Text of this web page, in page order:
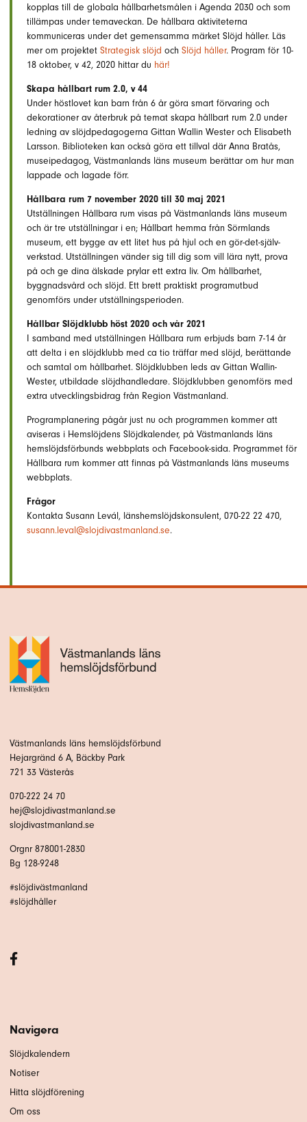
kopplas till de globala hållbarhetsmålen i Agenda 2030 och som
tillämpas under temaveckan. De hållbara aktiviteterna
kommuniceras under det gemensamma märket Slöjd håller. Läs
mer om projektet Strategisk slöjd och Slöjd håller. Program för 10-
18 oktober, v 42, 2020 hittar du här!
Skapa hållbart rum 2.0, v 44
Under höstlovet kan barn från 6 år göra smart förvaring och
dekorationer av återbruk på temat skapa hållbart rum 2.0 under
ledning av slöjdpedagogerna Gittan Wallin Wester och Elisabeth
Larsson. Biblioteken kan också göra ett tillval där Anna Bratås,
museipedagog, Västmanlands läns museum berättar om hur man
lappade och lagade förr.
Hållbara rum 7 november 2020 till 30 maj 2021
Utställningen Hållbara rum visas på Västmanlands läns museum
och är tre utställningar i en; Hållbart hemma från Sörmlands
museum, ett bygge av ett litet hus på hjul och en gör-det-själv-
verkstad. Utställningen vänder sig till dig som vill lära nytt, prova
på och ge dina älskade prylar ett extra liv. Om hållbarhet,
byggnadsvård och slöjd. Ett brett praktiskt programutbud
genomförs under utställningsperioden.
Hållbar Slöjdklubb höst 2020 och vår 2021
I samband med utställningen Hållbara rum erbjuds barn 7-14 år
att delta i en slöjdklubb med ca tio träffar med slöjd, berättande
och samtal om hållbarhet. Slöjdklubben leds av Gittan Wallin-
Wester, utbildade slöjdhandledare. Slöjdklubben genomförs med
extra utvecklingsbidrag från Region Västmanland.
Programplanering pågår just nu och programmen kommer att
aviseras i Hemslöjdens Slöjdkalender, på Västmanlands läns
hemslöjdsförbunds webbplats och Facebook-sida. Programmet för
Hållbara rum kommer att finnas på Västmanlands läns museums
webbplats.
Frågor
Kontakta Susann Levál, länshemslöjdskonsulent, 070-22 22 470,
susann.leval@slojdivastmanland.se.
Västmanlands läns hemslöjdsförbund
Hejargränd 6 A, Bäckby Park
721 33 Västerås
070-222 24 70
hej@slojdivastmanland.se
slojdivastmanland.se
Orgnr 878001-2830
Bg 128-9248
#slöjdivästmanland
#slöjdhåller
Navigera
Slöjdkalendern
Notiser
Hitta slöjdförening
Om oss